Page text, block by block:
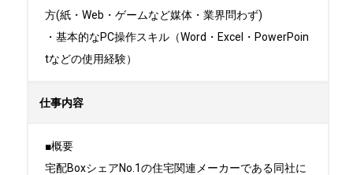
方(紙・Web・ゲームなど媒体・業界問わず)
・基本的なPC操作スキル（Word・Excel・PowerPoin
tなどの使用経験）
仕事内容
■概要
宅配BoxシェアNo.1の住宅関連メーカーである同社に